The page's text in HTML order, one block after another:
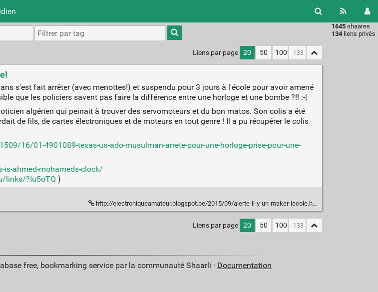
1645 shaares
134 liens privés
Type 1 or
more
characters
results.
Liens par page 20 50 100
s'est fait arrêter (avec menottes!) et suspendu pour 3 jours à l'école pour avoir amené
que les policiers savent pas faire la différence entre une horloge et une bombe ?!! :-|
algérien qui peinait à trouver des servomoteurs et du bon matos. Son colis a été
de fils, de cartes électroniques et de moteurs en tout genre ! Il a pu récupérer le colis
16/01-4901089-texas-un-ado-musulman-arrete-pour-une-horloge-prise-pour-une-
ahmed-mohameds-clock/
links/?Iu5oTQ )
http://electroniqueamateur.blogspot.be/2015/09/alerte-il-y-un-maker-lecole.html
Liens par page 20 50 100
free, bookmarking service par la communauté Shaarli · Documentation